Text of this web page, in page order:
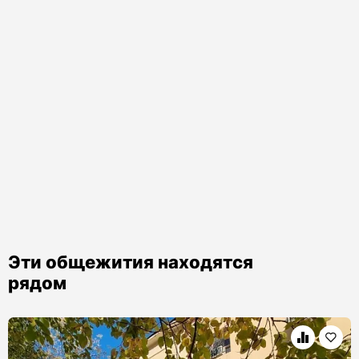
Эти общежития находятся
рядом